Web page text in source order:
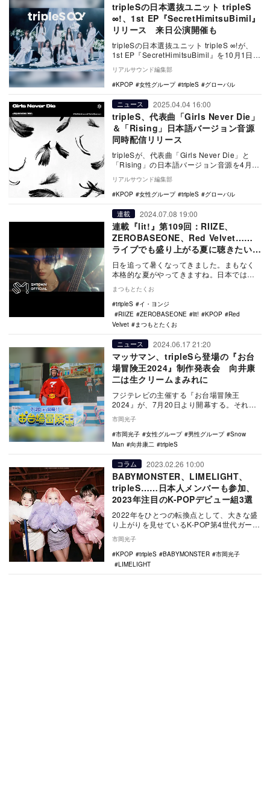
tripleSの日本選抜ユニット tripleS
∞!、1st EP『SecretHimitsuBimil』
リリース 来日公演開催も
tripleSの日本選抜ユニット tripleS ∞!が、
1st EP『SecretHimitsuBimil』を10月1日に
リアルサウンド編集部
KPOP
女性グループ tripleS グローバル
ニュース 2025.04.04 16:00
tripleS、代表曲「Girls Never Die」
＆「Rising」日本語バージョン音源
同時配信リリース
tripleSが、代表曲「Girls Never Die」と
「Rising」の日本語バージョン音源を4月12
日に同時配信リリース…
リアルサウンド編集部
KPOP
女性グループ tripleS グローバル
連載 2024.07.08 19:00
連載『lit!』第109回：RIIZE、
ZEROBASEONE、Red Velvet……
ライブでも盛り上がる夏に聴きたいK-
POP楽曲
日を追って暑くなってきました。まもなく
本格的な夏がやってきますね。日本ではこ
ジがありますが…
まつもとたくお
tripleS
イ・ヨンジ
RIIZE
ZEROBASEONE lit! KPOP
Red
Velvet
まつもとたくお
ニュース 2024.06.17 21:20
マッサマン、tripleSら登場の『お台
場冒険王2024』制作発表会 向井康
二は生クリームまみれに
フジテレビの主催する『お台場冒険王
2024』が、7月20日より開幕する。それに
ともない6月17日、フジテレビ本社オフィス
タワーに…
市岡光子
市岡光子
女性グループ 男性グループ
Snow
Man
向井康二 tripleS
コラム 2023.02.26 10:00
BABYMONSTER、LIMELIGHT、
tripleS……日本人メンバーも参加、
2023年注目のK-POPデビュー組3選
2022年をひとつの転換点として、大きな盛
り上がりを見せているK-POP第4世代ガール
ズグループ。LE SSERAFIMのSAK…
市岡光子
KPOP
tripleS BABYMONSTER
市岡光子
LIMELIGHT